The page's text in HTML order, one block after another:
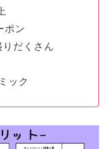
ポン
だくさん
ック